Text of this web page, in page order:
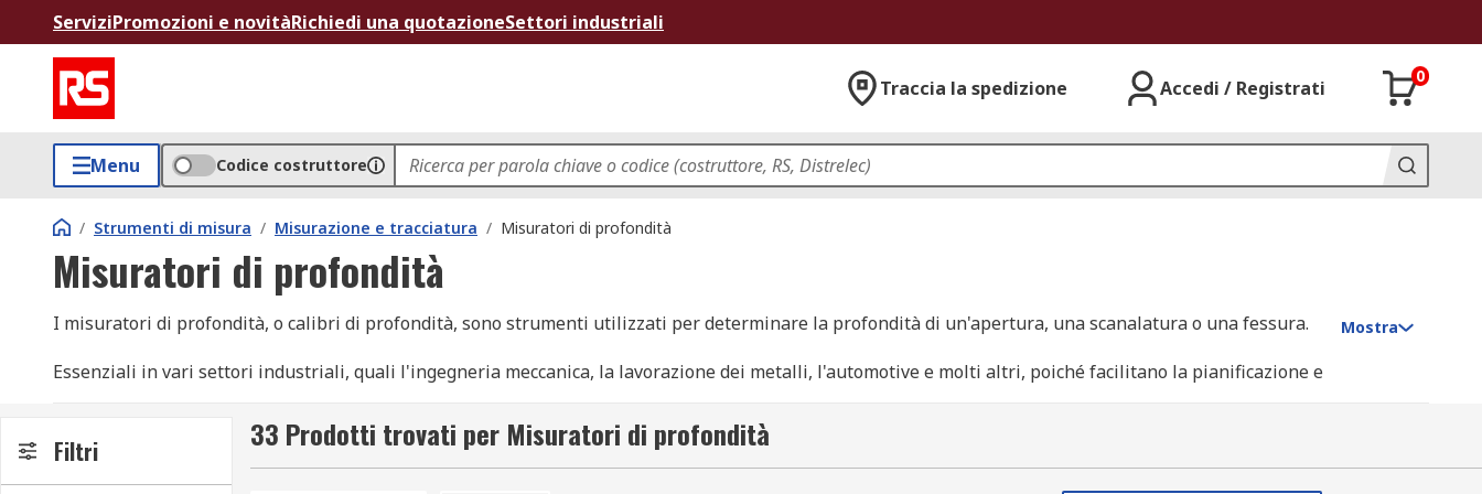
ServiziPromozioni e novitàRichiedi una quotazioneSettori industriali
Traccia la spedizione Accedi / Registrati
0
Menu Codice costruttore
/ Strumenti di misura / Misurazione e tracciatura / Misuratori di profondità
Misuratori di profondità
I misuratori di profondità, o calibri di profondità, sono strumenti utilizzati per determinare la profondità di un'apertura, una scanalatura o una fessura.
Essenziali in vari settori industriali, quali l'ingegneria meccanica, la lavorazione dei metalli, l'automotive e molti altri, poiché facilitano la pianificazione e
Funzionamento dei misuratori di profondità
Mostra
Filtri 33 Prodotti trovati per Misuratori di profondità